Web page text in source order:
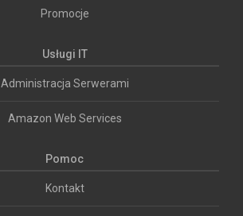
Promocje
Usługi IT
Administracja Serwerami
Amazon Web Services
Pomoc
Kontakt